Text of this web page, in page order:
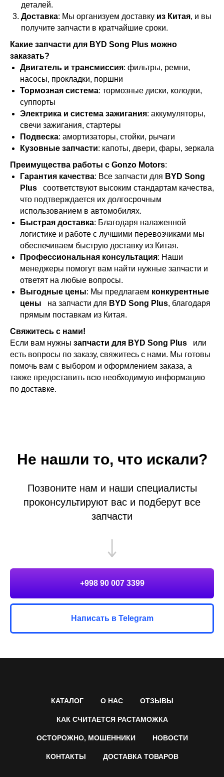
деталей.
Доставка: Мы организуем доставку из Китая, и вы
получите запчасти в кратчайшие сроки.
Какие запчасти для BYD Song Plus можно
заказать?
Двигатель и трансмиссия: фильтры, ремни,
насосы, прокладки, поршни
Тормозная система: тормозные диски, колодки,
суппорты
Электрика и система зажигания: аккумуляторы,
свечи зажигания, стартеры
Подвеска: амортизаторы, стойки, рычаги
Кузовные запчасти: капоты, двери, фары, зеркала
Преимущества работы с Gonzo Motors:
Гарантия качества: Все запчасти для BYD Song
Plus
соответствуют высоким стандартам качества,
что подтверждается их долгосрочным
использованием в автомобилях.
Быстрая доставка: Благодаря налаженной
логистике и работе с лучшими перевозчиками мы
обеспечиваем быструю доставку из Китая.
Профессиональная консультация: Наши
менеджеры помогут вам найти нужные запчасти и
ответят на любые вопросы.
Выгодные цены: Мы предлагаем конкурентные
цены
на запчасти для BYD Song Plus, благодаря
прямым поставкам из Китая.
Свяжитесь с нами!
Если вам нужны запчасти для BYD Song Plus
или
есть вопросы по заказу, свяжитесь с нами. Мы готовы
помочь вам с выбором и оформлением заказа, а
также предоставить всю необходимую информацию
по доставке.
Не нашли то, что искали?
Позвоните нам и наши специалисты
проконсультируют вас и подберут все
запчасти
+998 90 007 3399
Написать в Telegram
КАТАЛОГ О НАС ОТЗЫВЫ
КАК СЧИТАЕТСЯ РАСТАМОЖКА
ОСТОРОЖНО, МОШЕННИКИ НОВОСТИ
КОНТАКТЫ ДОСТАВКА ТОВАРОВ